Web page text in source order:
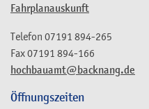
Fahrplanauskunft
hochbauamt@backnang.de
Telefon 07191 894-265
Fax07191 894-166
Öffnungszeiten